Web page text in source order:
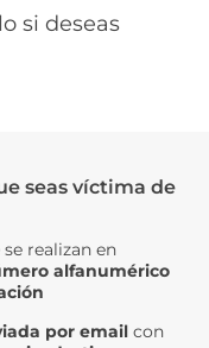
si deseas
seas víctima de
realizan en
alfanumérico
por email con